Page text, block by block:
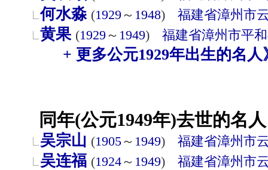
何水淼 (1929 ～ 1948) 福建省漳州市
黄果 (1929 ～ 1949) 福建省漳州市平
+ 更多公元1929年出生的名人
同年(公元1949年)去世的名
吴宗山 (1905～ 1949) 福建省漳州市
吴连福 (1924～ 1949) 福建省漳州市